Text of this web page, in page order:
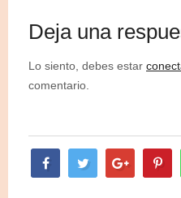
Deja una
Lo siento, debes estar
comentario.